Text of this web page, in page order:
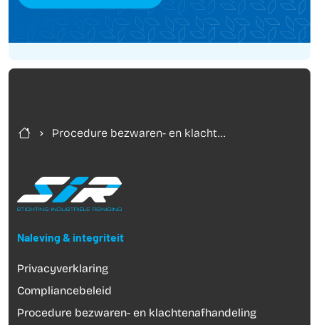
Procedure bezwaren- en klacht...
Naleving & integriteit
Privacyverklaring
Compliancebeleid
Procedure bezwaren- en klachtenafhandeling